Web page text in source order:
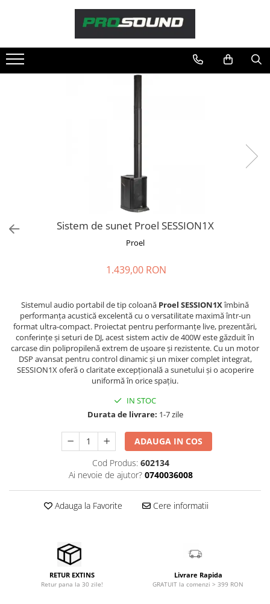
Sonorizare / PA
Pickup-uri, platane & accesorii
Playere si Recordere
Stabilizatoare de tensiune UPS si
Unelte Audio
Microfoane
Accesorii de microfoane
Capsule de microfon
Case-uri de microfoane
Microfoane de broadcast
Microfoane de masurare si
Microfoane de studio
Microfoane de Suprafata
Microfoane de voce si live
Microfoane podcast, USB, iOS /
Microfoane pt instalatii si
Microfoane Ribbon
Microfoane stereo
Sistem de sunet Proel SESSION1X
Proel
1.439,00 RON
Sistemul audio portabil de tip coloană Proel SESSION1Xîmbină
performanța acustică excelentă cu o versatilitate maximă într-un
format ultra-compact. Proiectat pentru performanțe live, prezentări,
conferințe și seturi de DJ, acest sistem activ de 400W este găzduit în
carcase din polipropilenă extrem de ușoare și rezistente. Cu un motor
DSP avansat pentru control dinamic și un mixer complet integrat,
SESSION1X oferă o claritate excepțională a sunetului și o acoperire
uniformă în orice spațiu.
IN STOC
Durata de livrare: 1-7 zile
ADAUGA IN COS
Cod Produs: 602134
Ai nevoie de ajutor? 0740036008
Adauga la Favorite Cere informatii
RETUR EXTINS
Retur pana la 30 zile!
Livrare Rapida
GRATUIT la comenzi > 399 RON